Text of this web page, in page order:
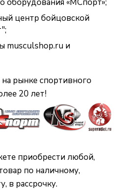
центр бойцовской
musculshop.ru и
рынке спортивного
20 лет!
приобрести любой,
по наличному,
в рассрочку.